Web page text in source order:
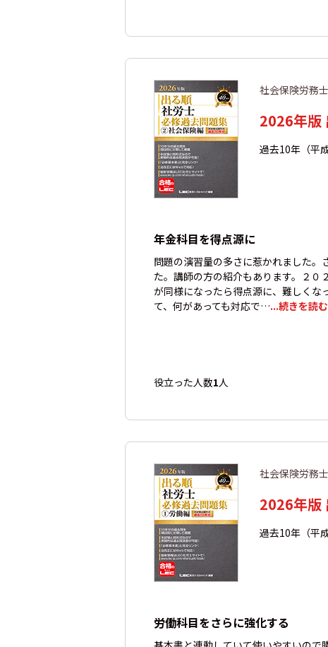
社会保険労務士
2026年版
過去10年（平
年金科目を得点源に
問題の演習量の多さに惹かれました。
た。講師の方の紹介もあります。２０
が同様になったら得点源に、難しくな
て、何があっても対応で…...続きを読む
役立った人数1人
社会保険労務士
2026年版
過去10年（平
労働科目をさらに強化する